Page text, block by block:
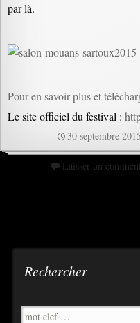
par-là.
Pour en savoir plus et
Le site officiel du festival :
30 septembre 2015
Laisser un
Rechercher